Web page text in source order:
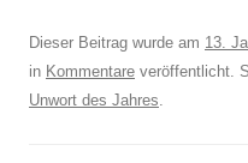
Dieser Beitrag wurde am 13.
in Kommentare veröffentlicht.
Unwort des Jahres